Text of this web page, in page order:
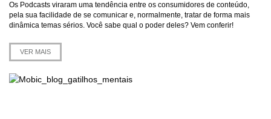
Os Podcasts viraram uma tendência entre os consumidores de conteúdo,
pela sua facilidade de se comunicar e, normalmente, tratar de forma mais
dinâmica temas sérios. Você sabe qual o poder deles? Vem conferir!
VER MAIS